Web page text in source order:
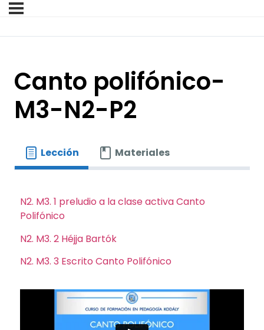
Canto polifónico-
M3-N2-P2
Lección Materiales
N2. M3. 1 preludio a la clase activa Canto
Polifónico
N2. M3. 2 Héjja Bartók
N2. M3. 3 Escrito Canto Polifónico